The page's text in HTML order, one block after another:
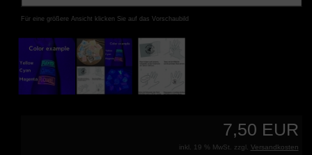
Für eine größere Ansicht klicken Sie auf das Vorschaubild
7,50 EUR
inkl. 19 % MwSt. zzgl. Versandkosten